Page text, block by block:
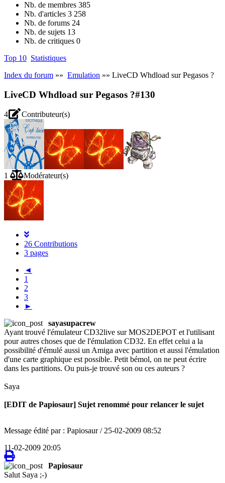
Nb. de membres 385
Nb. d'articles 3 258
Nb. de forums 24
Nb. de sujets 13
Nb. de critiques 0
Top 10 Statistiques
Index du forum »» Emulation »» LiveCD Whdload sur Pegasos ?
LiveCD Whdload sur Pegasos ?#130
4 Contributeur(s)
1 Modérateur(s)
26 Contributions
3 pages
◄
1
2
3
►
sayasupacrew
Ayant trouvé l'émulateur CD32live sur MOS2DEPOT et l'utilisant
pour autres choses que de l'émulation CD32. En effet celui a la
possibilité d'émulé aussi un Amiga avec partition et aussi l'émulation
d'une carte graphique est possible. Petit bémol, on ne peut écrire
dans les partitions. Ou puis-je trouvé son ou ces auteurs ?
Saya
[EDIT de Papiosaur] Sujet renommé pour relancer le sujet
Message édité par : Papiosaur / 25-02-2009 08:52
11-02-2009 20:05
Papiosaur
Salut Saya ;-)